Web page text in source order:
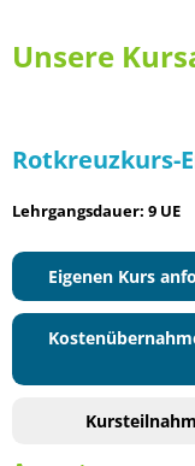
Unsere
Rotkreuzkurs-
Lehrgangsdauer: 9 UE
Eigenen Kurs